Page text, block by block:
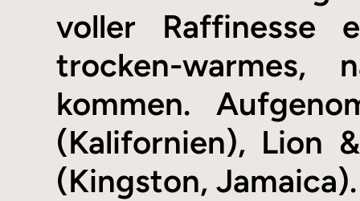
voller Raffinesse
trocken-warmes,
kommen.
(Kalifornien), Lion
(Kingston, Jamaica).